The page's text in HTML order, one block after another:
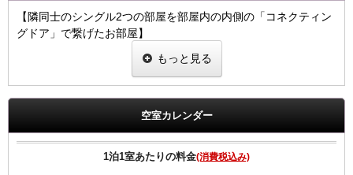
【隣同士のシングル2つの部屋を部屋内の内側の「コネクティン
グドア」で繋げたお部屋】
■ベッド、トイレ、ユニットバスがそれぞれのお部屋にあるた
め、
朝の身支度の際は、順番待ちをせずにスムーズにご利用いただ
友人同士、グループ旅行にも便利で快適にお過ごしいただけま
■小学生以下のお子様は添い寝無料。
もっと見る
空室カレンダー
1泊1室あたりの料金(消費税込み)